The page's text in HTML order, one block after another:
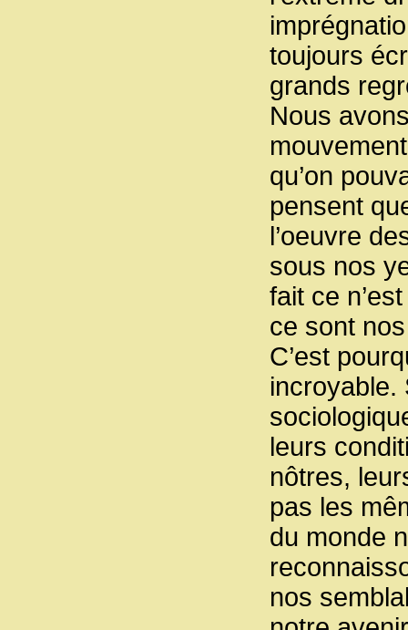
toujours
grands
Nous
qu’on
pensent
l’oeuvre
sous nos
fait ce
ce sont
C’est
incroyable.
leurs
nôtres,
pas les
du monde
nos